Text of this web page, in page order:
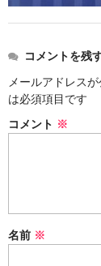
ゆもみちゃん
スイーツ
文具
雑貨
文具
コメントを残
メールアドレス
は必須項目です
コメント ※
名前 ※